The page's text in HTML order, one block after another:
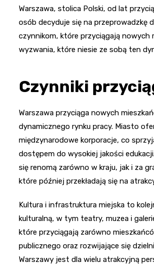
Warszawa, stolica Polski, od lat
osób decyduje się na przeprowadzkę
czynnikom, które przyciągają
wyzwania, które niesie ze sobą ten
Czynniki
Warszawa przyciąga nowych
dynamicznego rynku pracy. Miasto
międzynarodowe korporacje, co
dostępem do wysokiej jakości
się renomą zarówno w kraju, jak i za
które później przekładają się na
Kultura i infrastruktura miejska to
kulturalną, w tym teatry, muzea i
które przyciągają zarówno
publicznego oraz rozwijające się
Warszawy jest dla wielu atrakcyjną